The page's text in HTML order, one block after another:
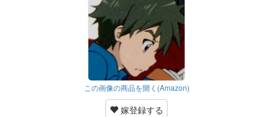
この画像の商品を開く(Amazon)
嫁登録する